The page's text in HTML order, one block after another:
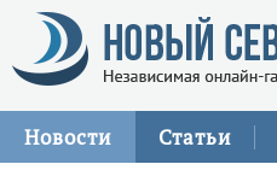
Новости Статьи